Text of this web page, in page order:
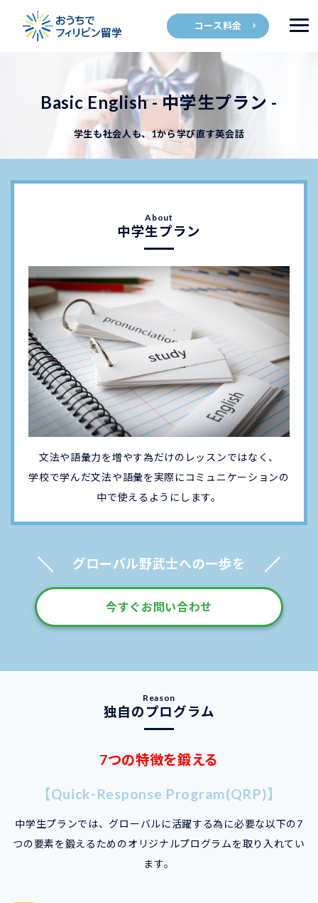
コース料金
Basic English - 中学生プラン -
学生も社会人も、1から学び直す英会話
中学生プラン
文法や語彙力を増やす為だけのレッスンではなく、
学校で学んだ文法や語彙を実際にコミュニケーションの
中で使えるようにします。
グローバル野武士への一歩を
今すぐお問い合わせ
独自のプログラム
7つの特徴を鍛える
【Quick-Response Program(QRP)】
中学生プランでは、グローバルに活躍する為に必要な以下の7
つの要素を鍛えるためのオリジナルプログラムを取り入れてい
ます。